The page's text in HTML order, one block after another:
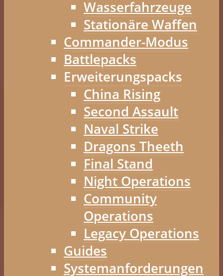
Wasserfahrzeuge
Stationäre Waffen
Commander-Modus
Battlepacks
Erweiterungspacks
China Rising
Second Assault
Naval Strike
Dragons Theeth
Final Stand
Night Operations
Community
Operations
Legacy Operations
Guides
Systemanforderungen